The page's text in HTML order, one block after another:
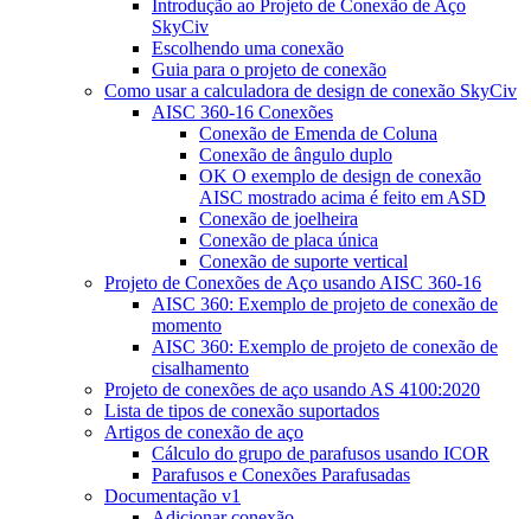
Introdução ao Projeto de Conexão de Aço
SkyCiv
Escolhendo uma conexão
Guia para o projeto de conexão
Como usar a calculadora de design de conexão SkyCiv
AISC 360-16 Conexões
Conexão de Emenda de Coluna
Conexão de ângulo duplo
OK O exemplo de design de conexão
AISC mostrado acima é feito em ASD
Conexão de joelheira
Conexão de placa única
Conexão de suporte vertical
Projeto de Conexões de Aço usando AISC 360-16
AISC 360: Exemplo de projeto de conexão de
momento
AISC 360: Exemplo de projeto de conexão de
cisalhamento
Projeto de conexões de aço usando AS 4100:2020
Lista de tipos de conexão suportados
Artigos de conexão de aço
Cálculo do grupo de parafusos usando ICOR
Parafusos e Conexões Parafusadas
Documentação v1